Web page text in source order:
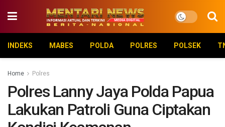
INDEKS MABES POLDA POLRES POLSEK
Home Polres
Polres Lanny Jaya Polda Papua
Lakukan Patroli Guna Ciptakan